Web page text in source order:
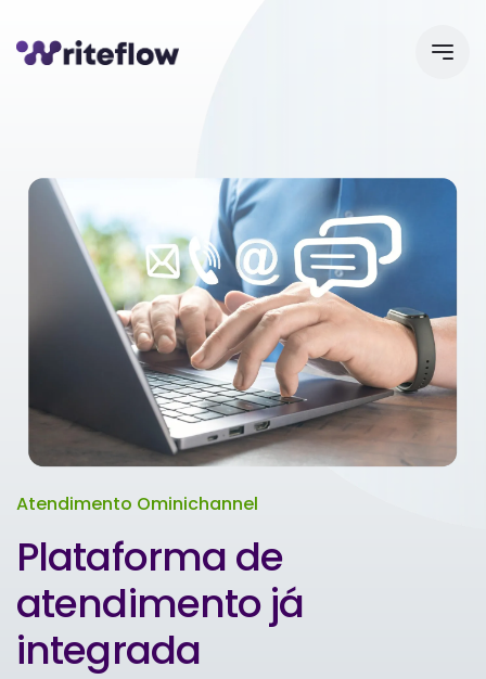
Atendimento Ominichannel
Plataforma de
atendimento já
integrada